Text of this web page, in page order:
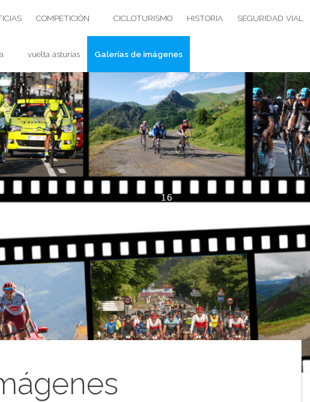
COMPETICIÓN CICLOTURISMO HISTORIA SEGURIDAD VIAL
vuelta asturias Galerías de imágenes